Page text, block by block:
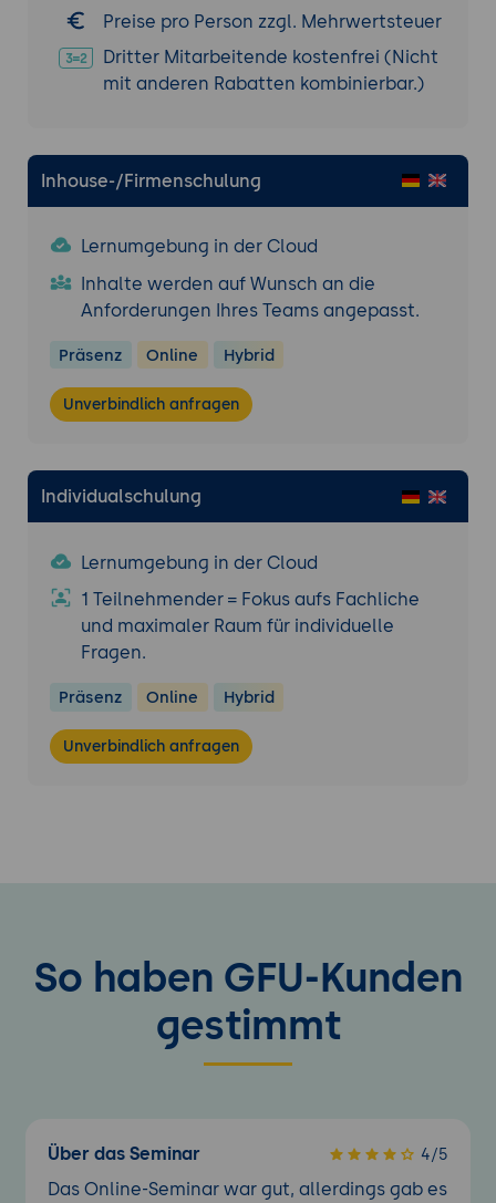
Umgebungen
Versionsverwaltung und Release-Prozesse
Security-Konzepte und Zugriffskontrolle
Praktische Übungen
Praxisnahe Aufgaben zur Entwicklung von
Anwendungen
Integrationen
Vertiefung der Inhalte anhand
realistischer Szenarien
Preise pro Person zzgl. Mehrwertsteuer
Dritter Mitarbeitende kostenfrei (Nicht
mit anderen Rabatten kombinierbar.)
Inhouse-/Firmenschulung
Lernumgebung in der Cloud
Inhalte werden auf Wunsch an die
Anforderungen Ihres Teams angepasst.
Präsenz Online Hybrid
Unverbindlich anfragen
Individualschulung
Lernumgebung in der Cloud
1 Teilnehmender = Fokus aufs Fachliche
und maximaler Raum für individuelle
Fragen.
Präsenz Online Hybrid
Unverbindlich anfragen
So haben GFU-Kunden
gestimmt
Über das Seminar 4/5
Das Online-Seminar war gut, allerdings gab es